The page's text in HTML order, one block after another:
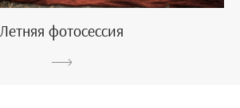
Летняя фотосессия